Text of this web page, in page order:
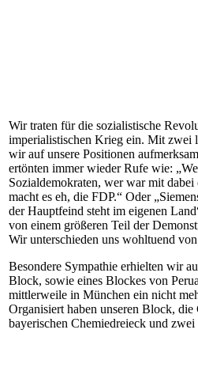
Wir traten für die sozialistische
imperialistischen Krieg ein. Mit zwei
wir auf unsere Positionen
ertönten immer wieder Rufe wie:
Sozialdemokraten, wer war mit
macht es eh, die FDP.“ Oder
der Hauptfeind steht im eigenen
von einem größeren Teil der
Wir unterschieden uns wohltuend
Besondere Sympathie erhielten wir
Block, sowie eines Blockes von
mittlerweile in München ein nicht
Organisiert haben unseren Block, die
bayerischen Chemiedreieck und zwei